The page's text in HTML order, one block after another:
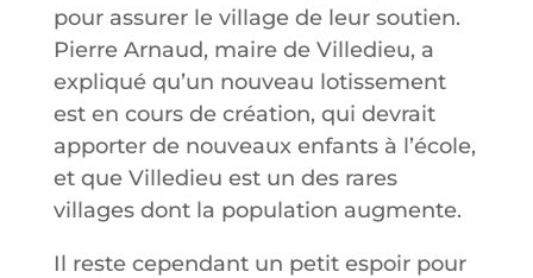
pour assurer le village de leur soutien.
Pierre Arnaud, maire de Villedieu, a
expliqué qu’un nouveau lotissement
est en cours de création, qui devrait
apporter de nouveaux enfants à l’école,
et que Villedieu est un des rares
villages dont la population augmente.
Il reste cependant un petit espoir pour